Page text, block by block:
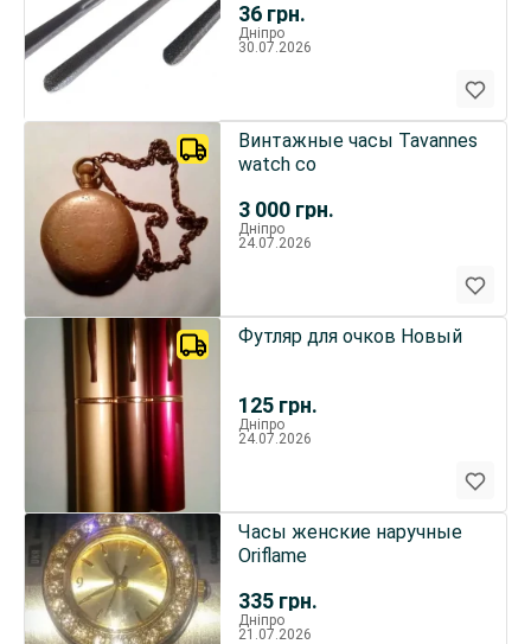
36 грн.
Дніпро
30.07.2026
3 000 грн.
Винтажные часы Tavannes
watch co
Дніпро
24.07.2026
125 грн.
Футляр для очков Новый
Дніпро
24.07.2026
335 грн.
Часы женские наручные
Oriflame
Дніпро
21.07.2026